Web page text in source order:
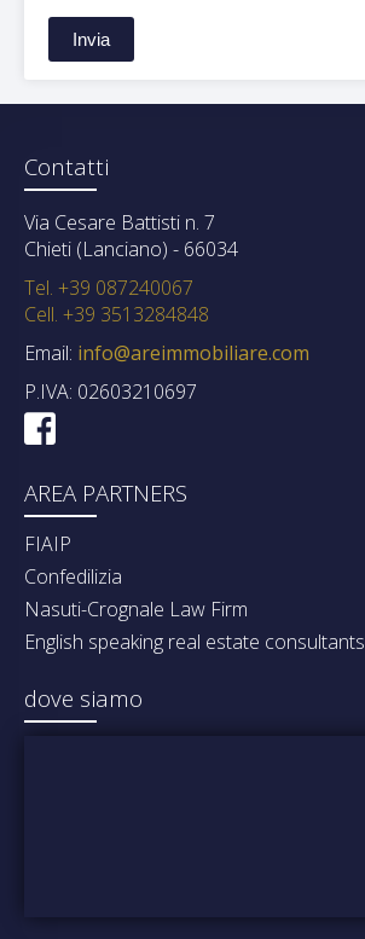
Contatti
Via Cesare Battisti n. 7
Chieti (Lanciano) - 66034
Tel. +39 087240067
Cell. +39 3513284848
Email: info@areimmobiliare.com
P.IVA: 02603210697
AREA PARTNERS
FIAIP
Confedilizia
Nasuti-Crognale Law Firm
English speaking real estate consultants
dove siamo